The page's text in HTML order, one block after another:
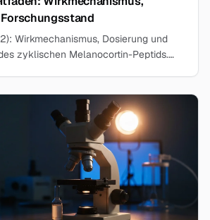
Wirkmechanismus, Dosierung und
zyklischen Melanocortin-Peptids.